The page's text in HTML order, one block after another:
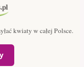
kwiaty w całej Polsce.